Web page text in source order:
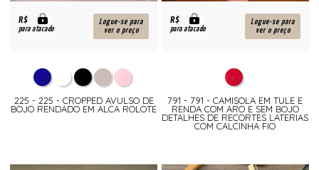
R$
para atacado
Logue-se para
ver o preço
225 - 225 - CROPPED AVULSO DE
BOJO RENDADO EM ALCA ROLOTE
R$
para atacado
Logue-se para
ver o preço
791 - 791 - CAMISOLA EM TULE E
RENDA COM ARO E SEM BOJO
DETALHES DE RECORTES LATERIAS
COM CALCINHA FIO